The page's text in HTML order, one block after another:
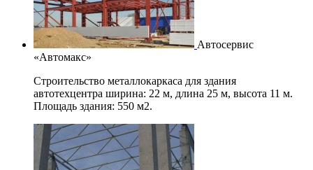
Автосервис
«Автомакс»
Строительство металлокаркаса для здания
автотехцентра ширина: 22 м, длина 25 м, высота 11 м.
Площадь здания: 550 м2.